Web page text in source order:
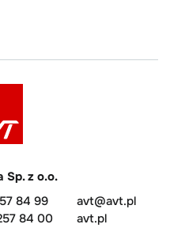
Sp. z o.o.
84 99
84 00
avt@avt.pl
avt.pl